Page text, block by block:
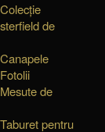
de
de
pentru